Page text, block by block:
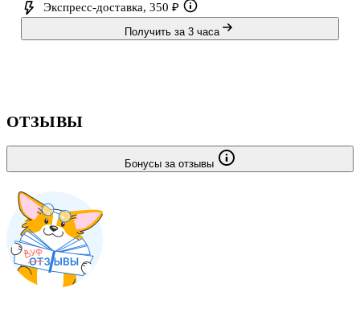
Экспресс-доставка, 350 ₽
Получить за 3 часа
ОТЗЫВЫ
Бонусы за отзывы